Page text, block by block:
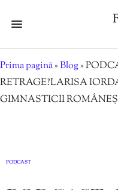
Prima pagină»Blog»
RETRAGE?LARISA
GIMNASTICII
PODCAST